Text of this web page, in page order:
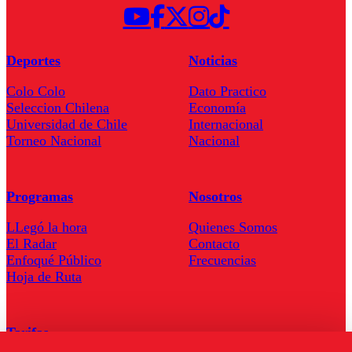
Deportes
Colo Colo
Seleccion Chilena
Universidad de Chile
Torneo Nacional
Noticias
Dato Practico
Economía
Internacional
Nacional
Programas
LLegó la hora
El Radar
Enfoqué Público
Hoja de Ruta
Nosotros
Quienes Somos
Contacto
Frecuencias
Tarifas